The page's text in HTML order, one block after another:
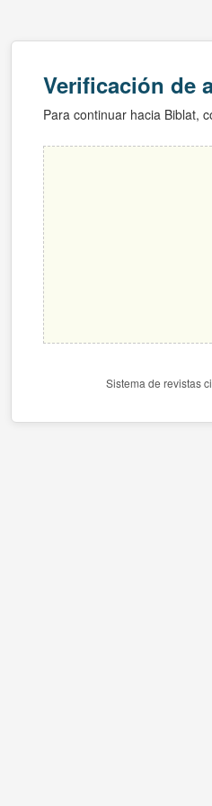
Verificación de
Para continuar hacia Biblat,
Sistema de revistas